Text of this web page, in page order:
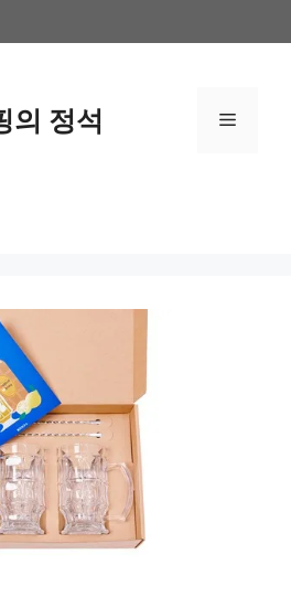
의 정석 메